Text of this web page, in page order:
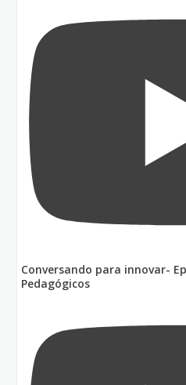
Conversando para innovar-
Pedagógicos